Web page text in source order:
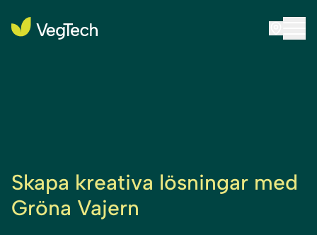
Skapa kreativa lösningar med
Gröna Vajern